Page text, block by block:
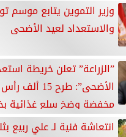
وزير التموين يتابع موسم
والاستعداد لعيد الأضحى
”الزراعة” تعلن خريطة
الأضحى”: طرح
مخفضة وضخ سلع غذائية
انتعاشة فنية لـ علي ربيع